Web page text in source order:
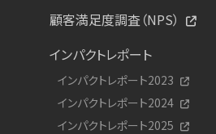
顧客満足度調査（NPS）
インパクトレポート
インパクトレポート2023
インパクトレポート2024
インパクトレポート2025